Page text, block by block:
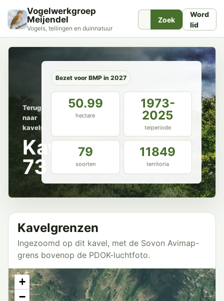
Vogelwerkgroep
Meijendel
Vogels, tellingen en duinnatuur
Zoek
Word
lid
Terug
naar
kavels
Kavel
73
Bezet voor BMP in 2027
50.99
hectare
1973-
2025
telperiode
79
soorten
11849
territoria
Kavelgrenzen
Ingezoomd op dit kavel, met de Sovon Avimap-
grens bovenop de PDOK-luchtfoto.
+
−